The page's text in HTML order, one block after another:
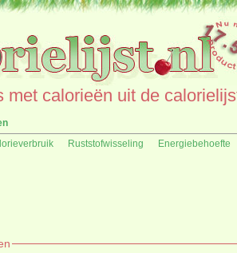
met calorieën uit de
Ruststofwisseling Energiebehoefte